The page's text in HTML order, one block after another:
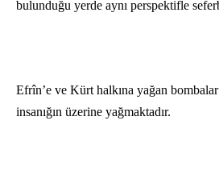
bulunduğu yerde aynı perspektifle
Efrîn’e ve Kürt halkına yağan
insanığın üzerine yağmaktadır.